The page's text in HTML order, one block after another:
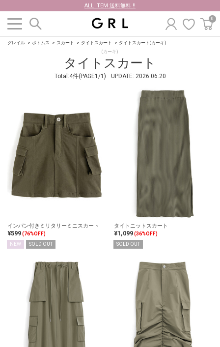
ALL ITEM 送料無料 !!
0
グレイル ボトムス スカート タイトスカート タイトスカート(カーキ)
タイトスカート
(カーキ)
Total:4件(PAGE1/1) UPDATE: 2026.06.20
インパン付きミリタリーミニスカート
¥599(76%OFF)
NEW
SOLD OUT
タイトニットスカート
¥1,099(36%OFF)
SOLD OUT